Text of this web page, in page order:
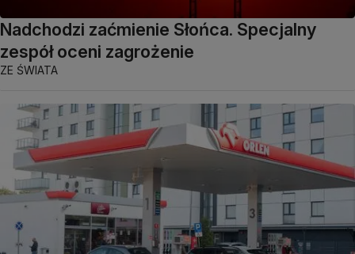
Nadchodzi zaćmienie Słońca. Specjalny
zespół oceni zagrożenie
ZE ŚWIATA